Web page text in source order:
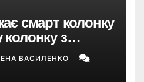
смарт колонку
з
та цінником
ВАСИЛЕНКО